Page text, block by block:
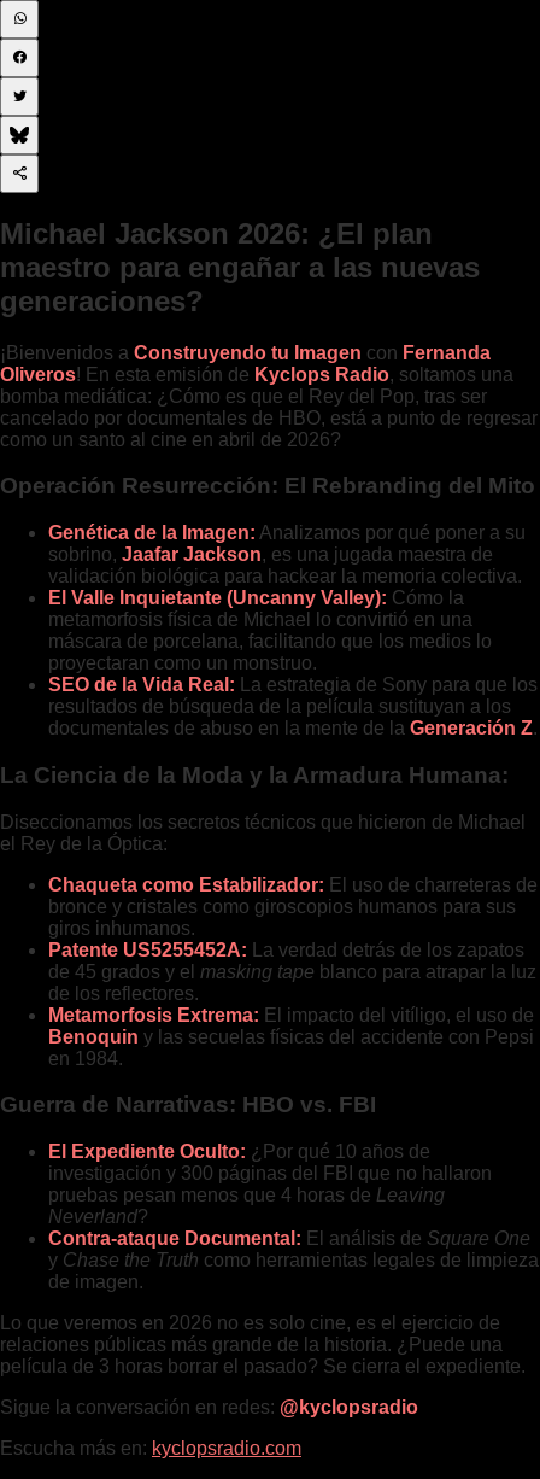
Michael Jackson 2026: ¿El plan
maestro para engañar a las nuevas
generaciones?
¡Bienvenidos a Construyendo tu Imagen con Fernanda
Oliveros! En esta emisión de Kyclops Radio, soltamos una
bomba mediática: ¿Cómo es que el Rey del Pop, tras ser
cancelado por documentales de HBO, está a punto de regresar
como un santo al cine en abril de 2026?
Operación Resurrección: El Rebranding del Mito
Genética de la Imagen: Analizamos por qué poner a su
sobrino, Jaafar Jackson, es una jugada maestra de
validación biológica para hackear la memoria colectiva.
El Valle Inquietante (Uncanny Valley): Cómo la
metamorfosis física de Michael lo convirtió en una
máscara de porcelana, facilitando que los medios lo
proyectaran como un monstruo.
SEO de la Vida Real: La estrategia de Sony para que los
resultados de búsqueda de la película sustituyan a los
documentales de abuso en la mente de la Generación Z.
La Ciencia de la Moda y la Armadura Humana:
Diseccionamos los secretos técnicos que hicieron de Michael
el Rey de la Óptica:
Chaqueta como Estabilizador: El uso de charreteras de
bronce y cristales como giroscopios humanos para sus
giros inhumanos.
Patente US5255452A: La verdad detrás de los zapatos
de 45 grados y el masking tape blanco para atrapar la luz
de los reflectores.
Metamorfosis Extrema: El impacto del vitíligo, el uso de
Benoquin y las secuelas físicas del accidente con Pepsi
en 1984.
Guerra de Narrativas: HBO vs. FBI
El Expediente Oculto: ¿Por qué 10 años de
investigación y 300 páginas del FBI que no hallaron
pruebas pesan menos que 4 horas de Leaving
Neverland?
Contra-ataque Documental: El análisis de Square One
y Chase the Truth como herramientas legales de limpieza
de imagen.
Lo que veremos en 2026 no es solo cine, es el ejercicio de
relaciones públicas más grande de la historia. ¿Puede una
película de 3 horas borrar el pasado? Se cierra el expediente.
Sigue la conversación en redes: @kyclopsradio
Escucha más en: kyclopsradio.com